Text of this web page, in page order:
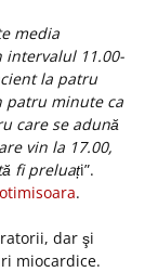
media
intervalul 11.00-
la patru
patru minute ca
care se adună
vin la 17.00,
fi preluați”.
.
dar şi
miocardice.